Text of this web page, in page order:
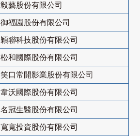
毅藝股份有限公司
御福園股份有限公司
穎聯科技股份有限公司
松和國際股份有限公司
笑口常開影業股份有限公司
韋沃國際股份有限公司
名冠生醫股份有限公司
寬寬投資股份有限公司